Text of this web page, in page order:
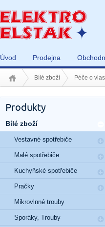
Úvod Prodejna
Bílé zboží Péče o
Produkty
Bílé zboží
Vestavné spotřebiče
Malé spotřebiče
Kuchyňské spotřebiče
Pračky
Mikrovlnné trouby
Sporáky, Trouby